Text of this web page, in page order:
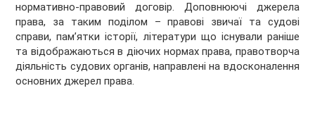
нормативно-правовий договір. Доповнюючі джерела
права, за таким поділом – правові звичаї та судові
справи, пам’ятки історії, літератури що існували раніше
та відображаються в діючих нормах права, правотворча
діяльність судових органів, направлені на вдосконалення
основних джерел права.